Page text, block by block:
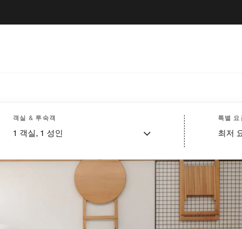
객실 & 투숙객
1 객실, 1 성인
특별 요
최저